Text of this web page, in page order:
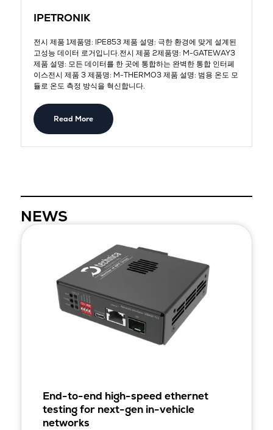
IPETRONIK
전시 제품 1제품명: IPE853 제품 설명: 극한 환경에 맞게 설계된
고성능 데이터 로거입니다.전시 제품 2제품명: M-GATEWAY3
제품 설명: 모든 데이터를 한 곳에 통합하는 완벽한 통합 인터페
이스전시 제품 3 제품명: M-THERMO3 제품 설명: 범용 온도 모
듈로 온도 측정 방식을 혁신합니다.
Read More
NEWS
End-to-end high-speed ethernet
testing for next-gen in-vehicle
networks